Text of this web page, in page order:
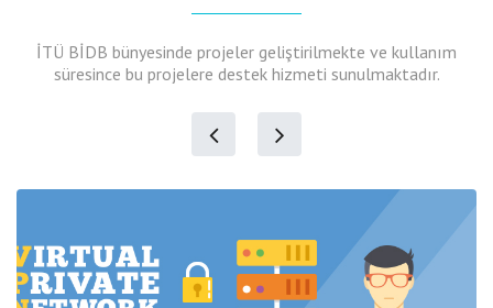
İTÜ BİDB bünyesinde projeler geliştirilmekte ve kullanım
süresince bu projelere destek hizmeti sunulmaktadır.